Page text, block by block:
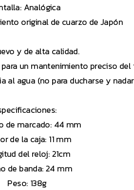
Analógica
original de cuarzo de Japón
y de alta calidad.
un mantenimiento preciso
al agua (no para ducharse y
de marcado: 44 mm
de la caja: 11 mm
del reloj: 21cm
de banda: 24 mm
Peso: 138g